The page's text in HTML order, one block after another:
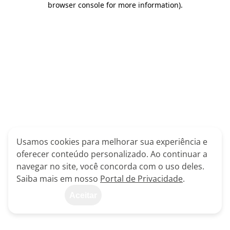
browser console for more information).
Usamos cookies para melhorar sua experiência e
oferecer conteúdo personalizado. Ao continuar a
navegar no site, você concorda com o uso deles.
Saiba mais em nosso Portal de Privacidade.